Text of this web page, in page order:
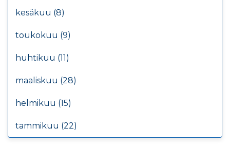
kesäkuu (8)
toukokuu (9)
huhtikuu (11)
maaliskuu (28)
helmikuu (15)
tammikuu (22)